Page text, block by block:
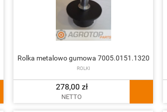
Rolka metalowo gumowa 7005.0151.1320
ROLKI
278,00 zł
NETTO